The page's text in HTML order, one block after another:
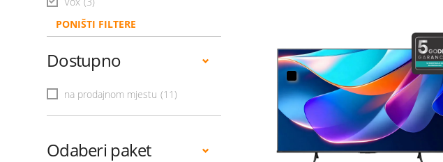
PONIŠTI FILTERE
Dostupno
na prodajnom mjestu (11)
Odaberi paket